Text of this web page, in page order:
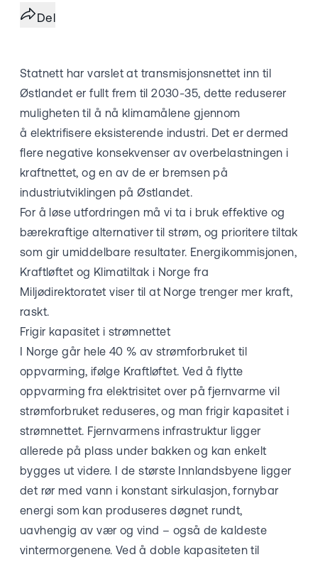
Del
Statnett har varslet at transmisjonsnettet inn til
Østlandet er fullt frem til 2030-35, dette reduserer
muligheten til å nå klimamålene gjennom
å elektrifisere eksisterende industri. Det er dermed
flere negative konsekvenser av overbelastningen i
kraftnettet, og en av de er bremsen på
industriutviklingen på Østlandet.
For å løse utfordringen må vi ta i bruk effektive og
bærekraftige alternativer til strøm, og prioritere tiltak
som gir umiddelbare resultater. Energikommisjonen,
Kraftløftet og Klimatiltak i Norge fra
Miljødirektoratet viser til at Norge trenger mer kraft,
raskt.
Frigir kapasitet i strømnettet
I Norge går hele 40 % av strømforbruket til
oppvarming, ifølge Kraftløftet. Ved å flytte
oppvarming fra elektrisitet over på fjernvarme vil
strømforbruket reduseres, og man frigir kapasitet i
strømnettet. Fjernvarmens infrastruktur ligger
allerede på plass under bakken og kan enkelt
bygges ut videre. I de største Innlandsbyene ligger
det rør med vann i konstant sirkulasjon, fornybar
energi som kan produseres døgnet rundt,
uavhengig av vær og vind – også de kaldeste
vintermorgenene. Ved å doble kapasiteten til